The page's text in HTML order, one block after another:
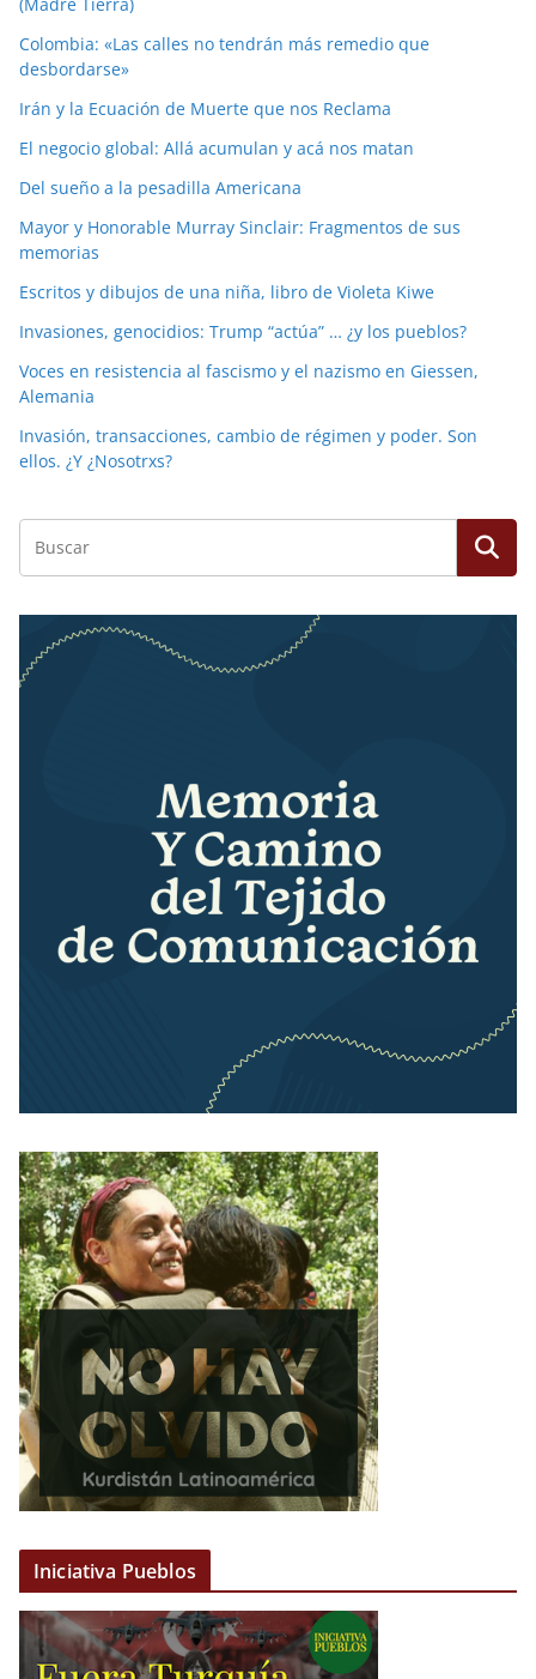
Colombia: «Las calles no tendrán más remedio que
desbordarse»
Irán y la Ecuación de Muerte que nos Reclama
El negocio global: Allá acumulan y acá nos matan
Del sueño a la pesadilla Americana
Mayor y Honorable Murray Sinclair: Fragmentos de sus
memorias
Escritos y dibujos de una niña, libro de Violeta Kiwe
Invasiones, genocidios: Trump “actúa” … ¿y los pueblos?
Voces en resistencia al fascismo y el nazismo en Giessen,
Alemania
Invasión, transacciones, cambio de régimen y poder. Son
ellos. ¿Y ¿Nosotrxs?
Iniciativa Pueblos